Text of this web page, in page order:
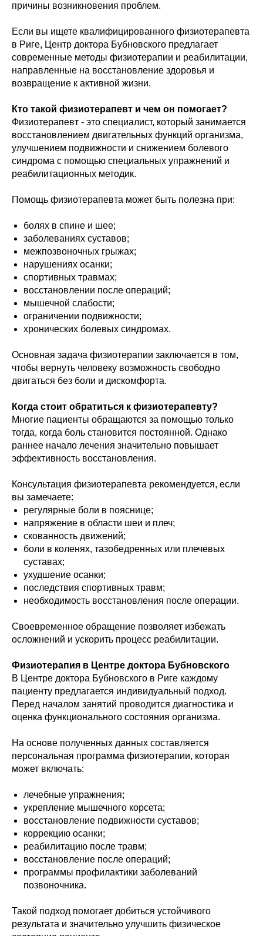
причины возникновения проблем.
Если вы ищете квалифицированного физиотерапевта
в Риге, Центр доктора Бубновского предлагает
современные методы физиотерапии и реабилитации,
направленные на восстановление здоровья и
возвращение к активной жизни.
Кто такой физиотерапевт и чем он помогает?
Физиотерапевт - это специалист, который занимается
восстановлением двигательных функций организма,
улучшением подвижности и снижением болевого
синдрома с помощью специальных упражнений и
реабилитационных методик.
Помощь физиотерапевта может быть полезна при:
болях в спине и шее;
заболеваниях суставов;
межпозвоночных грыжах;
нарушениях осанки;
спортивных травмах;
восстановлении после операций;
мышечной слабости;
ограничении подвижности;
хронических болевых синдромах.
Основная задача физиотерапии заключается в том,
чтобы вернуть человеку возможность свободно
двигаться без боли и дискомфорта.
Когда стоит обратиться к физиотерапевту?
Многие пациенты обращаются за помощью только
тогда, когда боль становится постоянной. Однако
раннее начало лечения значительно повышает
эффективность восстановления.
Консультация физиотерапевта рекомендуется, если
вы замечаете:
регулярные боли в пояснице;
напряжение в области шеи и плеч;
скованность движений;
боли в коленях, тазобедренных или плечевых
суставах;
ухудшение осанки;
последствия спортивных травм;
необходимость восстановления после операции.
Своевременное обращение позволяет избежать
осложнений и ускорить процесс реабилитации.
Физиотерапия в Центре доктора Бубновского
В Центре доктора Бубновского в Риге каждому
пациенту предлагается индивидуальный подход.
Перед началом занятий проводится диагностика и
оценка функционального состояния организма.
На основе полученных данных составляется
персональная программа физиотерапии, которая
может включать:
лечебные упражнения;
укрепление мышечного корсета;
восстановление подвижности суставов;
коррекцию осанки;
реабилитацию после травм;
восстановление после операций;
программы профилактики заболеваний
позвоночника.
Такой подход помогает добиться устойчивого
результата и значительно улучшить физическое